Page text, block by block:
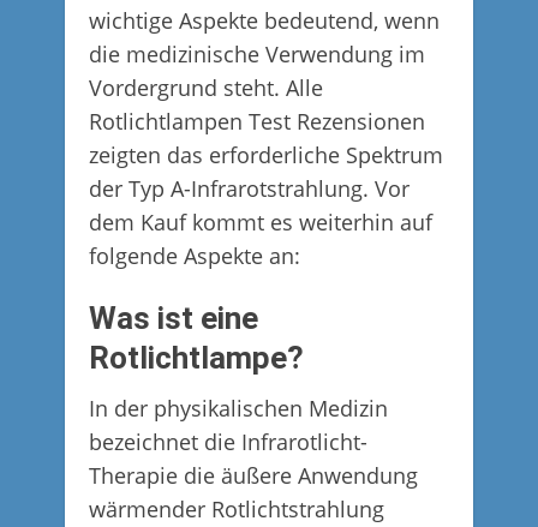
wichtige Aspekte bedeutend, wenn
die medizinische Verwendung im
Vordergrund steht. Alle
Rotlichtlampen Test Rezensionen
zeigten das erforderliche Spektrum
der Typ A-Infrarotstrahlung. Vor
dem Kauf kommt es weiterhin auf
folgende Aspekte an:
Was ist eine
Rotlichtlampe?
In der physikalischen Medizin
bezeichnet die Infrarotlicht-
Therapie die äußere Anwendung
wärmender Rotlichtstrahlung